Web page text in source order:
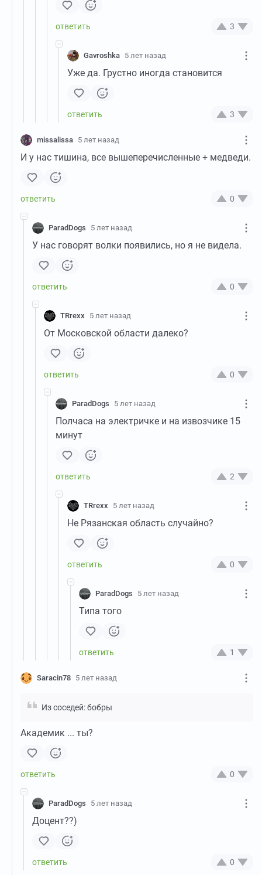
3
Gavroshka 5 лет назад
Уже да. Грустно иногда становится
3
missalissa 5 лет назад
И у нас тишина, все вышеперечисленные + медведи.
0
ParadDogs 5 лет назад
У нас говорят волки появились, но я не видела.
0
TRrexx 5 лет назад
От Московской области далеко?
0
ParadDogs 5 лет назад
Полчаса на электричке и на извозчике 15
минут
2
TRrexx 5 лет назад
Не Рязанская область случайно?
0
ParadDogs 5 лет назад
Типа того
1
Saracin78 5 лет назад
Из соседей: бобры
Академик ... ты?
0
ParadDogs 5 лет назад
Доцент??)
0